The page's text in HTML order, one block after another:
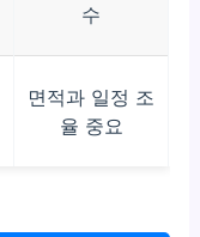
수
면적과 일정 조
율 중요